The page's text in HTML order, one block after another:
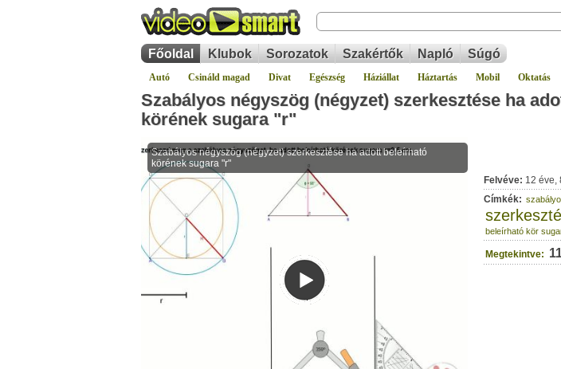
Főoldal Klubok Sorozatok Szakértők Napló Súgó
Autó Csináld magad Divat Egészség Háziállat Háztartás Mobil Oktatás
Szabályos négyszög (négyzet) szerkesztése ha
körének sugara "r"
Felvéve: 12 éve,
Címkék:
beleírható kör
Megtekintve: